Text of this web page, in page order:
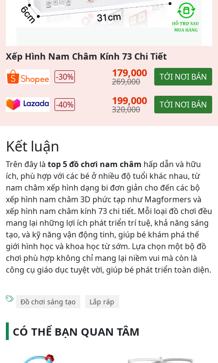
Xếp Hình Nam Châm Kính 73 Chi Tiết
-30% 179,000
269,000 TỚI NƠI BÁN
-40% 199,000
320,000 TỚI NƠI BÁN
Kết luận
Trên đây là top 5 đồ chơi nam châm hấp dẫn và hữu
ích, phù hợp với các bé ở nhiều độ tuổi khác nhau, từ
nam châm xếp hình dạng bi đơn giản cho đến các bộ
xếp hình nam châm 3D phức tạp như Magformers và
xếp hình nam châm kính 73 chi tiết. Mỗi loại đồ chơi đều
mang lại những lợi ích phát triển trí tuệ, khả năng sáng
tạo, và kỹ năng vận động tinh, giúp bé khám phá thế
giới hình học và khoa học từ sớm. Lựa chọn một bộ đồ
chơi phù hợp không chỉ mang lại niềm vui mà còn là
công cụ giáo dục tuyệt vời, giúp bé phát triển toàn diện.
Đồ chơi sáng tạo Lắp ráp
CÓ THỂ BẠN QUAN TÂM